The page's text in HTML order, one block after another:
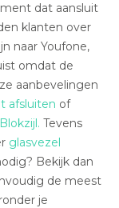
dat aansluit
klanten over
naar Youfone,
omdat de
aanbevelingen
afsluiten of
Tevens
glasvezel
Bekijk dan
de meest
je